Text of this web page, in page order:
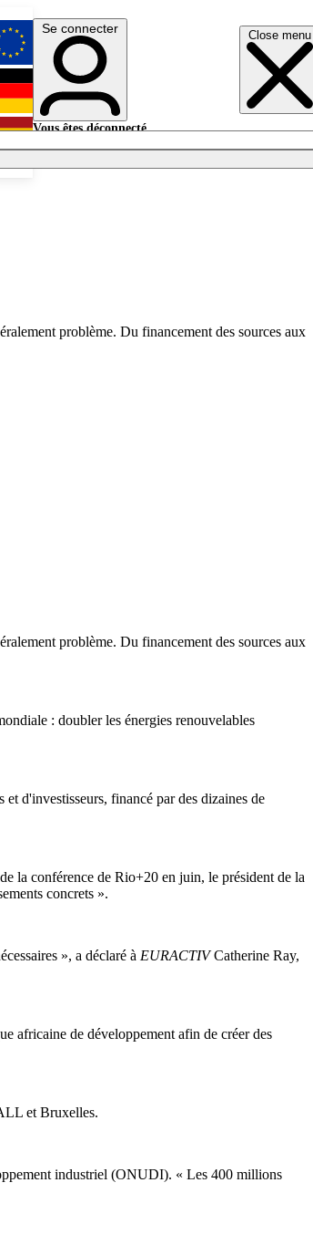
Close menu
English
Deutsch
Se connecter
Vous êtes déconnecté.
problème. Du financement des sources aux
problème. Du financement des sources aux
: doubler les énergies renouvelables
d'investisseurs, financé par des dizaines de
la conférence de Rio+20 en juin, le président de la
concrets ».
», a déclaré à EURACTIVCatherine Ray,
africaine de développement afin de créer des
et Bruxelles.
industriel (ONUDI). « Les 400 millions